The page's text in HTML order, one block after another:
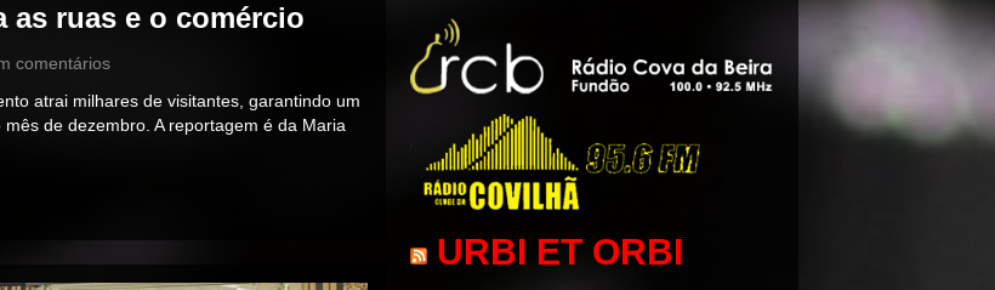
URBI ET ORBI
as ruas e o comércio
comentários
atrai milhares de visitantes, garantindo um
de dezembro. A reportagem é da Maria